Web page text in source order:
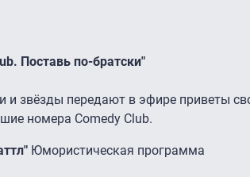
Поставь по-братски"
и звёзды передают в эфире приветы
номера Comedy Club.
Юмористическая программа